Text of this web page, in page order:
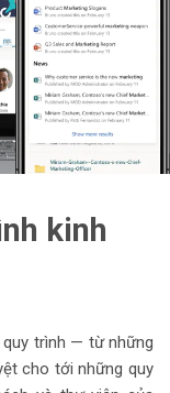
kinh
trình — từ những
cho tới những quy